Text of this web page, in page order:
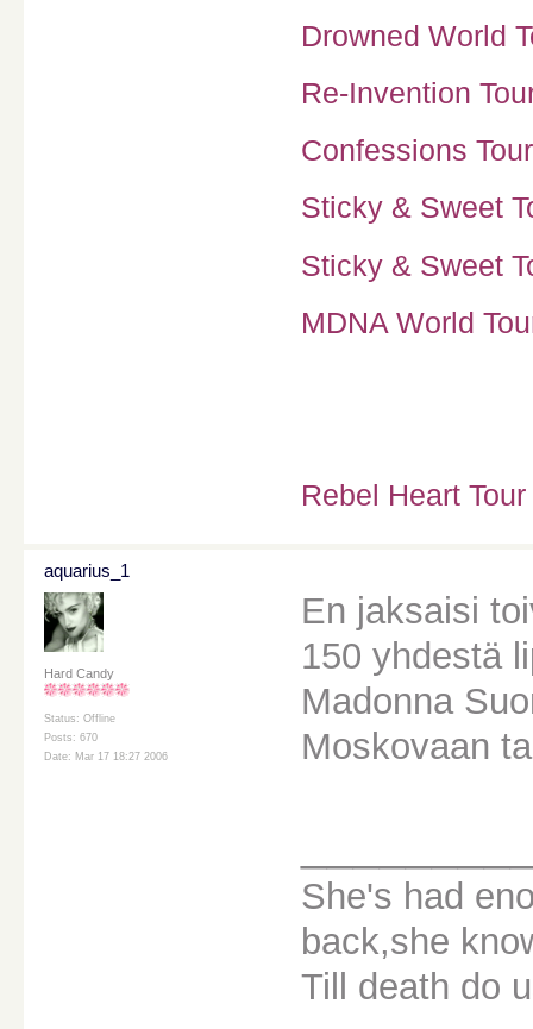
Drowned World
Re-Invention
Confessions
Sticky & Sweet
Sticky & Sweet
MDNA World
Rebel Heart
aquarius_1
Hard Candy
Status: Offline
Posts: 670
Date: Mar 17 18:27 2006
En jaksaisi
150 yhdestä
Madonna
Moskovaan
She's had
back,she
Till death do